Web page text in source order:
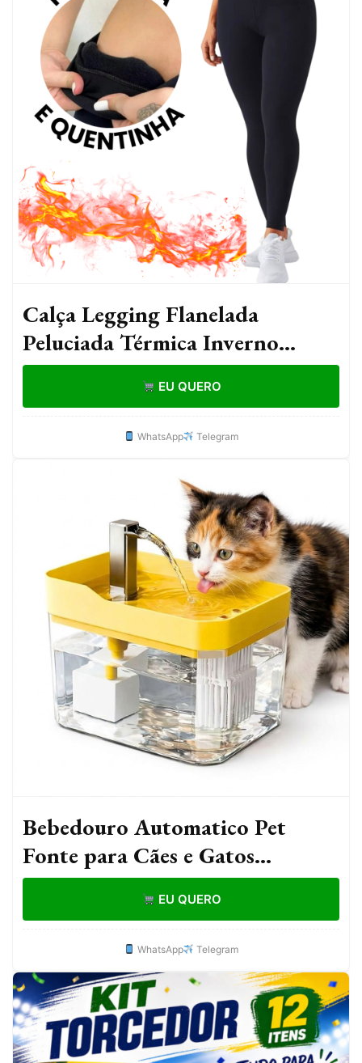
Calça Legging Flanelada
Peluciada Térmica Inverno
Feminina Suplex Forrada Para
Frio ReforçadaEU QUERO
WhatsApp Telegram
Bebedouro Automatico Pet
Fonte para Cães e Gatos
Silenciosa Bivolt 1,5L
EU QUERO
WhatsApp Telegram